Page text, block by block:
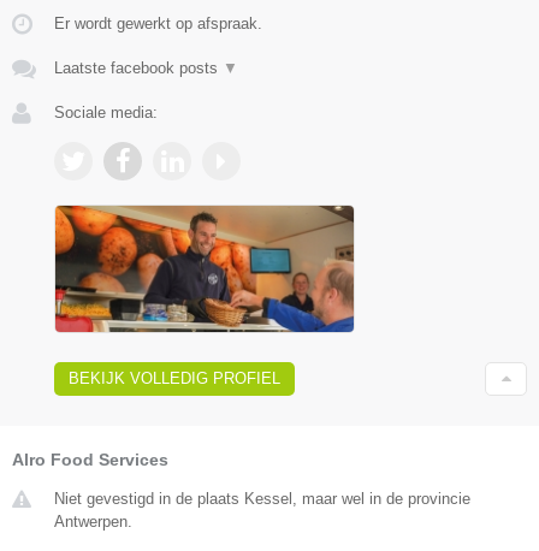
Er wordt gewerkt op afspraak.
Laatste facebook posts ▼
Sociale media:
BEKIJK VOLLEDIG PROFIEL
Alro Food Services
Niet gevestigd in de plaats Kessel, maar wel in de provincie
Antwerpen.